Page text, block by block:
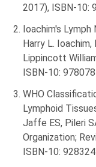
2017), ISBN-10:
Ioachim's
Harry L.
Lippincott
ISBN-10:
WHO
Lymphoid
Jaffe ES, Pileri
Organization;
ISBN-10: